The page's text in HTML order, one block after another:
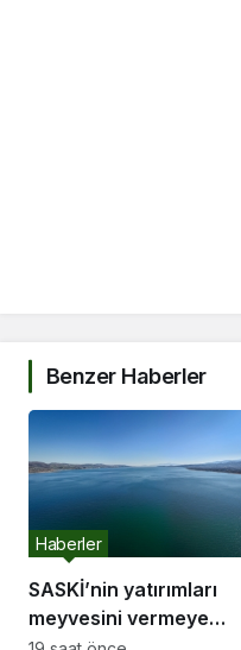
Benzer Haberler
SASKİ’nin yatırımları
meyvesini vermeye
Haberler